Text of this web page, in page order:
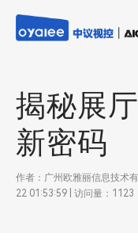
揭秘展
新密码
作者：广州欧雅丽信息技术
22 01:53:59 | 访问量：1123